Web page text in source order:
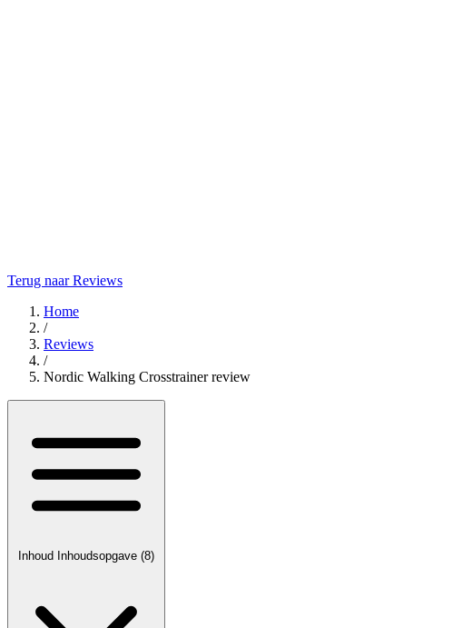
Terug naar Reviews
Home
/
Reviews
/
Nordic Walking Crosstrainer review
Inhoud Inhoudsopgave (8)